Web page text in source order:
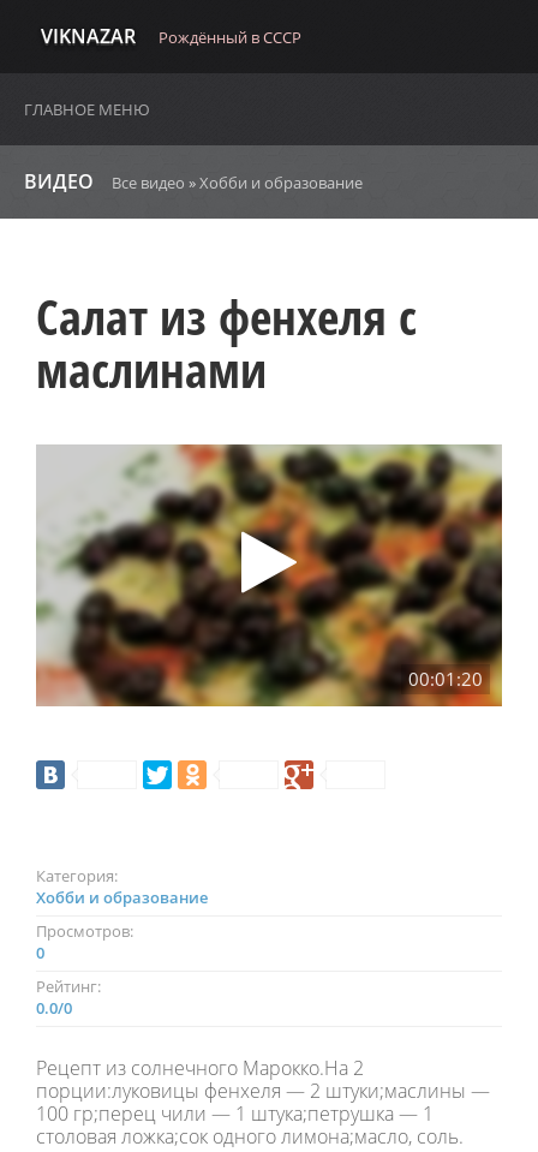
VIKNAZAR Рождённый в СССР
ГЛАВНОЕ МЕНЮ
ВИДЕО Все видео »Хобби и образование
Салат из фенхеля с
маслинами
00:01:20
Категория:
Хобби и образование
Просмотров:
0
Рейтинг:
0.0/0
Рецепт из солнечного Марокко.На 2
порции:луковицы фенхеля — 2 штуки;маслины —
100 гр;перец чили — 1 штука;петрушка — 1
столовая ложка;сок одного лимона;масло, соль.